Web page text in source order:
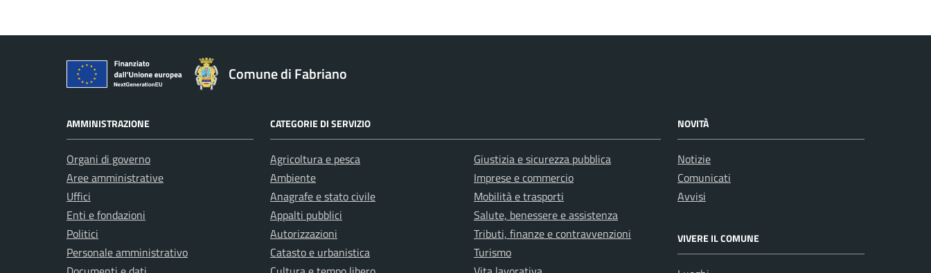
Comune di Fabriano
AMMINISTRAZIONE
Organi di governo
Aree amministrative
Uffici
Enti e fondazioni
Politici
Personale amministrativo
CATEGORIE DI SERVIZIO
Agricoltura e pesca
Ambiente
Anagrafe e stato civile
Appalti pubblici
Autorizzazioni
Catasto e urbanistica
Giustizia e sicurezza pubblica
Imprese e commercio
Mobilità e trasporti
Salute, benessere e assistenza
Tributi, finanze e contravvenzioni
Turismo
NOVITÀ
Notizie
Comunicati
Avvisi
VIVERE IL COMUNE